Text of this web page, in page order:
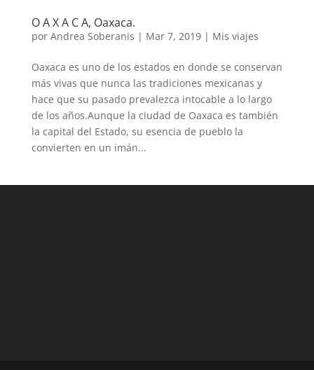
O A X A C A, Oaxaca.
por Andrea Soberanis | Mar 7, 2019| Mis viajes
Oaxaca es uno de los estados en donde se conservan
más vivas que nunca las tradiciones mexicanas y
hace que su pasado prevalezca intocable a lo largo
de los años.Aunque la ciudad de Oaxaca es también
la capital del Estado, su esencia de pueblo la
convierten en un imán...